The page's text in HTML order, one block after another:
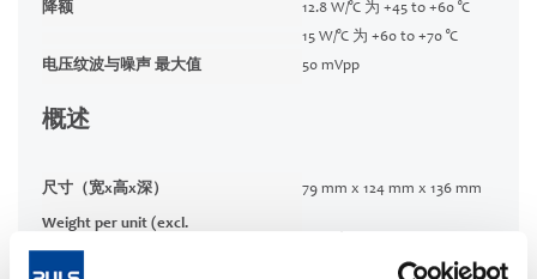
降额
12.8 W/°C 为 +45 to +60 °C
15 W/°C 为 +60 to +70 °C
电压纹波与噪声 最大值
50 mVpp
概述
尺寸（宽x高x深） 79 mm x 124 mm x 136 mm
Weight per unit (excl.
packaging)